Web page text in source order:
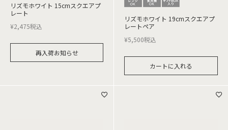
リズモホワイト 15cmスクエアプ
レート
¥2,475税込
再入荷お知らせ
リズモホワイト 19cmスクエアプ
レートペア
¥5,500税込
カートに入れる